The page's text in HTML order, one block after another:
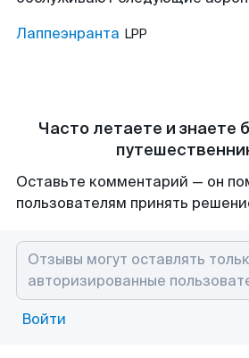
Лаппеэнранта LPP
Часто летаете и знаете
Оставьте комментарий — он
пользователям принять
Войти